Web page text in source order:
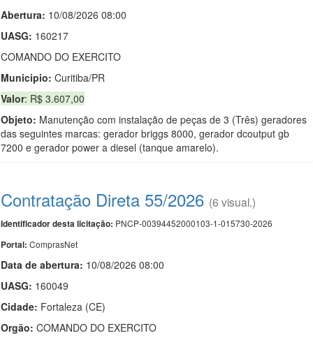
Abertura: 10/08/2026 08:00
UASG: 160217
COMANDO DO EXERCITO
Municipio: Curitiba/PR
Valor: R$ 3.607,00
Objeto: Manutenção com instalação de peças de 3 (Três) geradores
das seguintes marcas: gerador briggs 8000, gerador dcoutput gb
7200 e gerador power a diesel (tanque amarelo).
Contratação Direta 55/2026 (6 visual.)
Identificador desta licitação: PNCP-00394452000103-1-015730-2026
Portal: ComprasNet
Data de abertura: 10/08/2026 08:00
UASG: 160049
Cidade: Fortaleza (CE)
Orgão: COMANDO DO EXERCITO